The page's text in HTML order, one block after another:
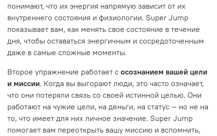
понимают, что их энергия напрямую зависит от их
внутреннего состояния и физиологии. Super Jump
показывает вам, как менять свое состояние в течение
дня, чтобы оставаться энергичным и сосредоточенным
даже в самые сложные моменты.
Второе упражнение работает с осознанием вашей цели
и миссии. Когда вы выгорают люди, это часто означает,
что они потеряли связь со своей истинной целью. Они
работают на чужие цели, на деньги, на статус — но не на
то, что имеет для них личное значение. Super Jump
помогает вам переоткрыть вашу миссию и вспомнить,